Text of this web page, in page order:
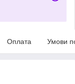
Оплата Умови